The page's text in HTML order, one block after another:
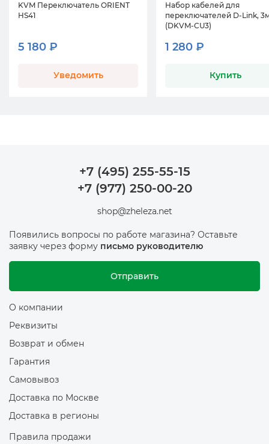
KVM Переключатель ORIENT
HS41
5 180 ₽
Уведомить
Набор кабелей для
переключателей D-Link,
(DKVM-CU3)
1 280 ₽
Купить
+7 (495) 255-55-15
+7 (977) 250-00-20
shop@zheleza.net
Появились вопросы по работе магазина? Оставьте
заявку через форму письмо руководителю
Отправить
О компании
Реквизиты
Возврат и обмен
Гарантия
Самовывоз
Доставка по Москве
Доставка в регионы
Правила продажи